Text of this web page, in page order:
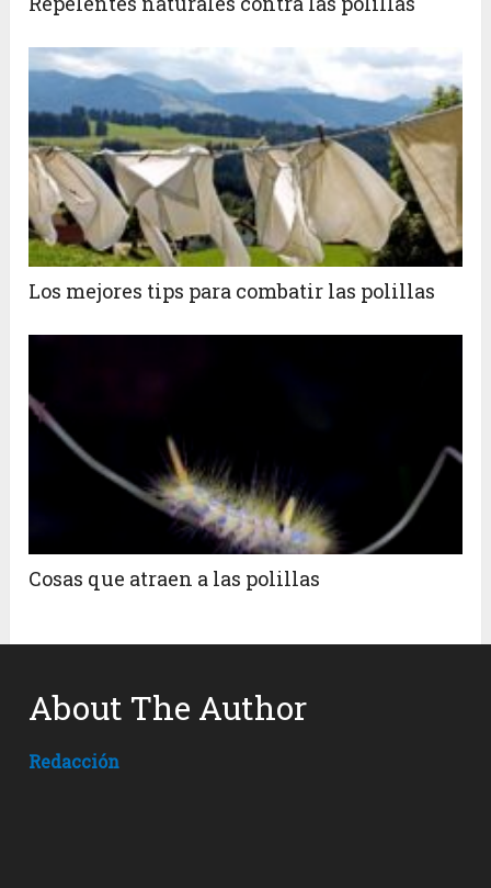
Los mejores tips para combatir las polillas
Cosas que atraen a las polillas
About The Author
Redacción